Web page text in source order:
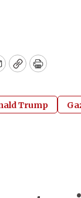
CopyPrint
Trump